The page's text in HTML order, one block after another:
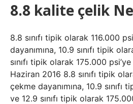
8.8 kalite çelik
8.8 sınıfı tipik olarak 116.000
dayanımına, 10.9 sınıfı tipik
sınıfı tipik olarak 175.000
Haziran 2016 8.8 sınıfı tipik
çekme dayanımına, 10.9 sınıfı
ve 12.9 sınıfı tipik olarak